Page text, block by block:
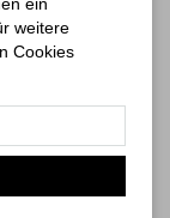
weitere
Cookies